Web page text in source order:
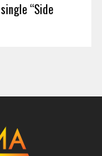
“Side